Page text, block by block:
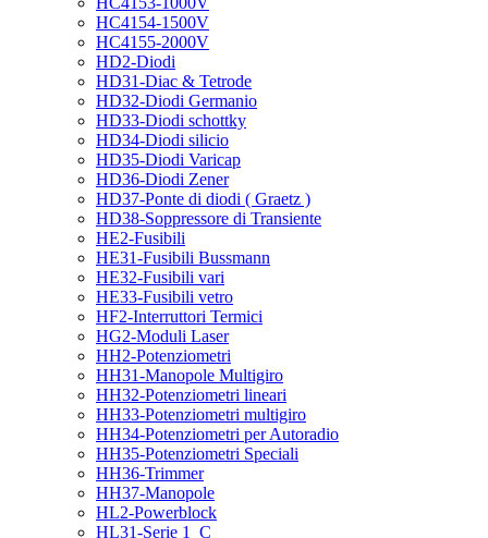
HC4154-1500V
HC4155-2000V
HD2-Diodi
HD31-Diac & Tetrode
HD32-Diodi Germanio
HD33-Diodi schottky
HD34-Diodi silicio
HD35-Diodi Varicap
HD36-Diodi Zener
HD37-Ponte di diodi ( Graetz )
HD38-Soppressore di Transiente
HE2-Fusibili
HE31-Fusibili Bussmann
HE32-Fusibili vari
HE33-Fusibili vetro
HF2-Interruttori Termici
HG2-Moduli Laser
HH2-Potenziometri
HH31-Manopole Multigiro
HH32-Potenziometri lineari
HH33-Potenziometri multigiro
HH34-Potenziometri per Autoradio
HH35-Potenziometri Speciali
HH36-Trimmer
HH37-Manopole
HL2-Powerblock
HL31-Serie 1_C